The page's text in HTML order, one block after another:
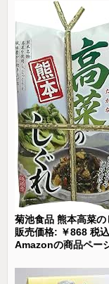
菊池食品 熊本高菜の
販売価格: ￥868 税込
Amazonの商品ペー